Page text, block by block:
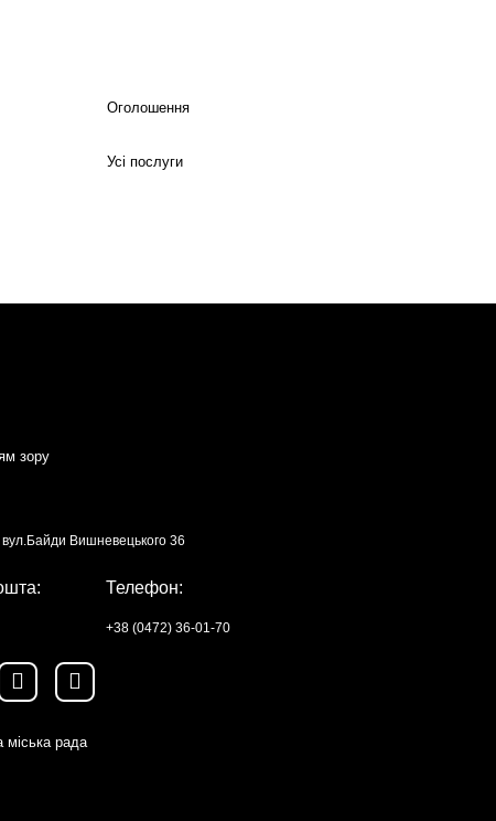
Оголошення
Усі послуги
зору
Вишневецького 36
Телефон:
+38 (0472) 36-01-70
міська рада